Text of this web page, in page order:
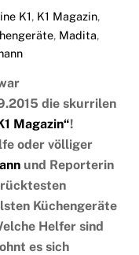
K1, K1 Magazin,
, Madita,
die skurrilen
Magazin“!
oder völliger
und Reporterin
Küchengeräte
Helfer sind
es sich